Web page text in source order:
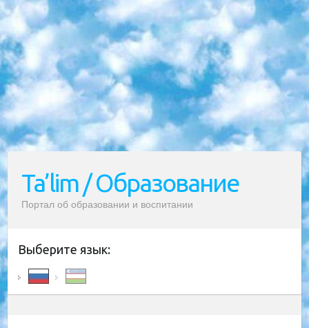
Ta’lim / Образование
Портал об образовании и воспитании
Выберите язык: